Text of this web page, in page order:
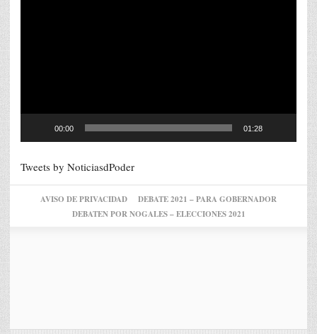
00:00 01:28
Tweets by NoticiasdPoder
AVISO DE PRIVACIDAD
DEBATE 2021 – PARA GOBERNADOR
DEBATEN POR NOGALES – ELECCIONES 2021